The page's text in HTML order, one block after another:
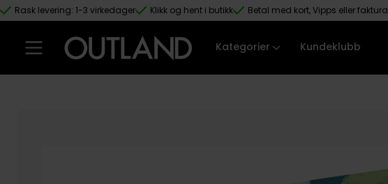
Hopp til hovedinnhold
Rask levering: 1-3 virkedager Klikk og hent i butikk Betal med kort, Vipps eller faktura
Kategorier Kundeklubb